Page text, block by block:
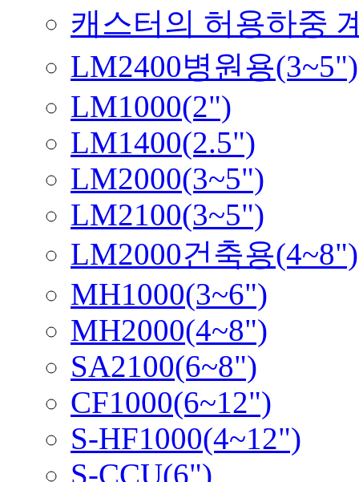
캐스터의 허용하중
LM2400병원용(3~5")
LM1000(2")
LM1400(2.5")
LM2000(3~5")
LM2100(3~5")
LM2000건축용(4~8")
MH1000(3~6")
MH2000(4~8")
SA2100(6~8")
CF1000(6~12")
S-HF1000(4~12")
S-CCU(6")